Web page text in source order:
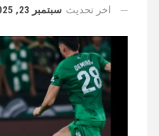
اخر تحديث سبتمبر 23, 2025